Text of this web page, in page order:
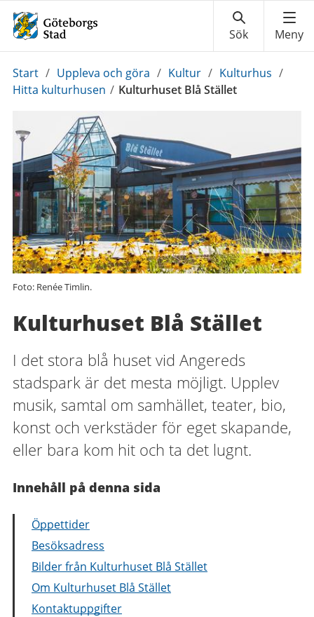
Du
är
Start / Uppleva och göra / Kultur / Kulturhus /
Hitta kulturhusen / Kulturhuset Blå Stället
Foto: Renée Timlin.
Kulturhuset Blå Stället
I det stora blå huset vid Angereds
stadspark är det mesta möjligt. Upplev
musik, samtal om samhället, teater, bio,
konst och verkstäder för eget skapande,
eller bara kom hit och ta det lugnt.
Innehåll på denna sida
Öppettider
Besöksadress
Bilder från Kulturhuset Blå Stället
Om Kulturhuset Blå Stället
Kontaktuppgifter